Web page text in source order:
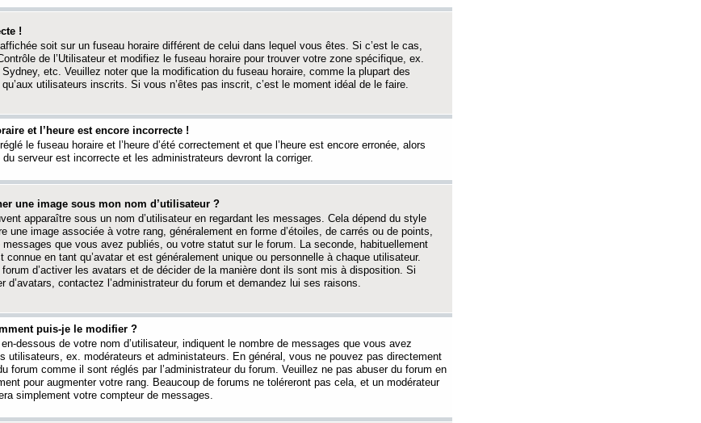
!
affichée soit sur un fuseau horaire différent de celui dans lequel vous êtes. Si c’est le cas,
de l’Utilisateur et modifiez le fuseau horaire pour trouver votre zone spécifique, ex.
etc. Veuillez noter que la modification du fuseau horaire, comme la plupart des
utilisateurs inscrits. Si vous n’êtes pas inscrit, c’est le moment idéal de le faire.
et l’heure est encore incorrecte !
le fuseau horaire et l’heure d’été correctement et que l’heure est encore erronée, alors
du serveur est incorrecte et les administrateurs devront la corriger.
une image sous mon nom d’utilisateur ?
apparaître sous un nom d’utilisateur en regardant les messages. Cela dépend du style
une image associée à votre rang, généralement en forme d’étoiles, de carrés ou de points,
messages que vous avez publiés, ou votre statut sur le forum. La seconde, habituellement
connue en tant qu’avatar et est généralement unique ou personnelle à chaque utilisateur.
forum d’activer les avatars et de décider de la manière dont ils sont mis à disposition. Si
d’avatars, contactez l’administrateur du forum et demandez lui ses raisons.
puis-je le modifier ?
dessous de votre nom d’utilisateur, indiquent le nombre de messages que vous avez
utilisateurs, ex. modérateurs et administateurs. En général, vous ne pouvez pas directement
forum comme il sont réglés par l’administrateur du forum. Veuillez ne pas abuser du forum en
pour augmenter votre rang. Beaucoup de forums ne toléreront pas cela, et un modérateur
simplement votre compteur de messages.